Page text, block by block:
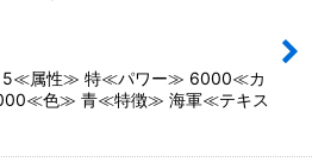
属性≫ 特≪パワー≫ 6000≪カ
色≫ 青≪特徴≫ 海軍≪テキス